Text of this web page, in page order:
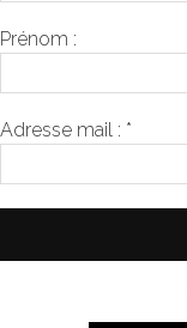
Prénom :
Adresse mail : *